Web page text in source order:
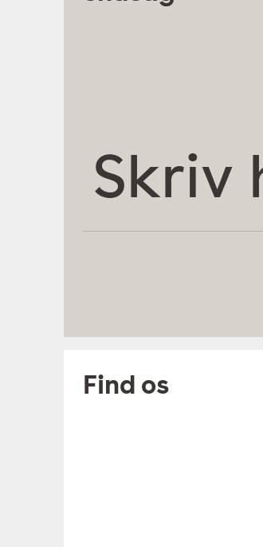
Find os